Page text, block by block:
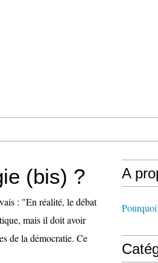
(bis) ?
: "En réalité, le débat
mais il doit avoir
de la démocratie. Ce
A